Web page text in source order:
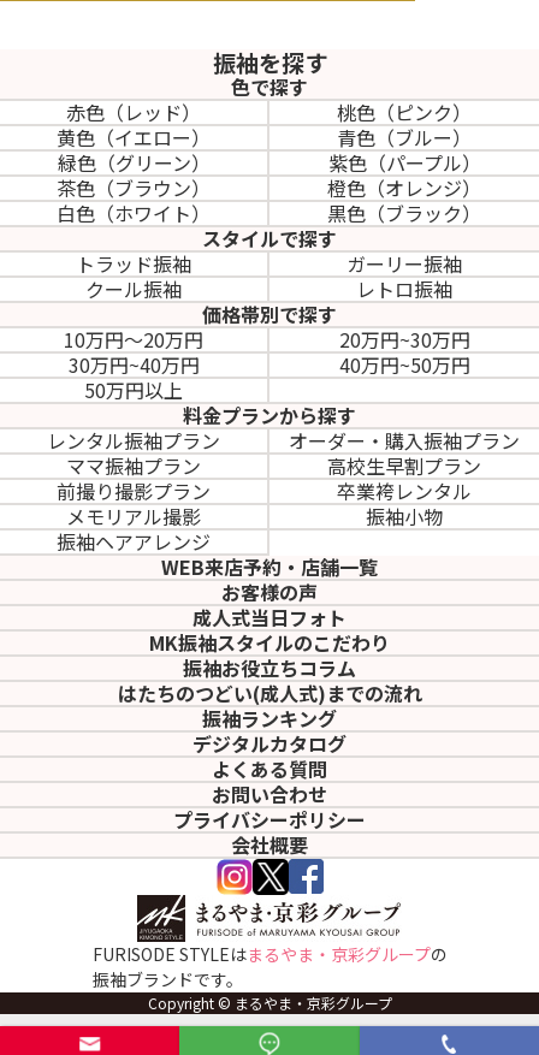
振袖を探す
色で探す
赤色（レッド）
桃色（ピンク）
黄色（イエロー）
青色（ブルー）
緑色（グリーン）
紫色（パープル）
茶色（ブラウン）
橙色（オレンジ）
白色（ホワイト）
黒色（ブラック）
スタイルで探す
トラッド振袖
ガーリー振袖
クール振袖
レトロ振袖
価格帯別で探す
10万円～20万円
20万円~30万円
30万円~40万円
40万円~50万円
50万円以上
料金プランから探す
レンタル振袖プラン
オーダー・購入振袖プラン
ママ振袖プラン
高校生早割プラン
前撮り撮影プラン
卒業袴レンタル
メモリアル撮影
振袖小物
振袖ヘアアレンジ
WEB来店予約・店舗一覧
お客様の声
成人式当日フォト
MK振袖スタイルのこだわり
振袖お役立ちコラム
はたちのつどい(成人式)までの流れ
振袖ランキング
デジタルカタログ
よくある質問
お問い合わせ
プライバシーポリシー
会社概要
FURISODE STYLEはまるやま・京彩グループの
振袖ブランドです。
Copyright © まるやま・京彩グループ